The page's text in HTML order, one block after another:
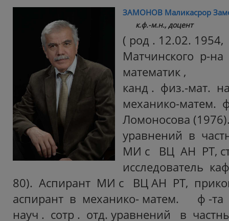
ЗАМОНОВ Маликасрор
к.ф.-м.н., доцент
( род . 12.02.
Матчинского р-
математик ,
канд . физ.-мат.
механико-матем.
Ломоносова
уравнений в
МИ с ВЦ АН РТ,
исследователь
80). Аспирант МИ с ВЦ АН РТ,
аспирант в механико- матем. ф -
науч . сотр . отд. уравнений в